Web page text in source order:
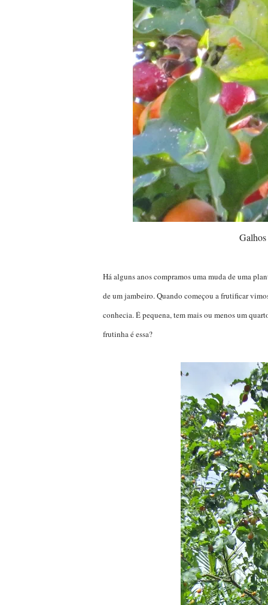
Há alguns anos compramos uma muda de uma
de um jambeiro. Quando começou a frutificar
conhecia. É pequena, tem mais ou menos um
frutinha é essa?